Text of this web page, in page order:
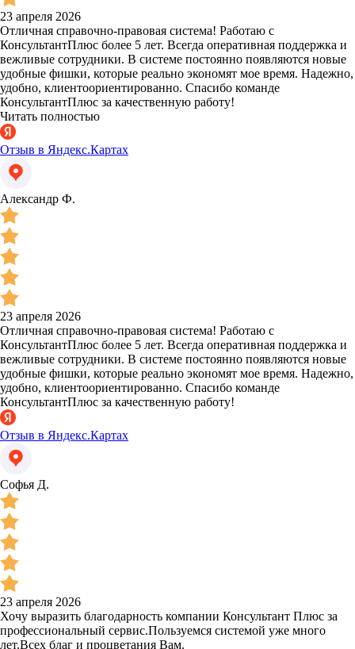
23 апреля 2026
Отличная справочно-правовая система! Работаю с
КонсультантПлюс более 5 лет. Всегда оперативная поддержка и
вежливые сотрудники. В системе постоянно появляются новые
удобные фишки, которые реально экономят мое время. Надежно,
удобно, клиентоориентированно. Спасибо команде
КонсультантПлюс за качественную работу!
Читать полностью
Отзыв в Яндекс.Картах
Александр Ф.
23 апреля 2026
Отличная справочно-правовая система! Работаю с
КонсультантПлюс более 5 лет. Всегда оперативная поддержка и
вежливые сотрудники. В системе постоянно появляются новые
удобные фишки, которые реально экономят мое время. Надежно,
удобно, клиентоориентированно. Спасибо команде
КонсультантПлюс за качественную работу!
Отзыв в Яндекс.Картах
Софья Д.
23 апреля 2026
Хочу выразить благодарность компании Консультант Плюс за
профессиональный сервис.Пользуемся системой уже много
лет.Всех благ и процветания Вам.